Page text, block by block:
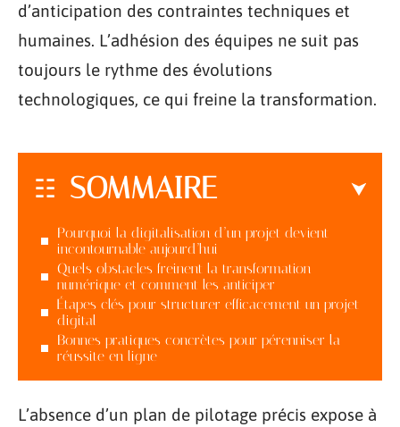
d’anticipation des contraintes techniques et
humaines. L’adhésion des équipes ne suit pas
toujours le rythme des évolutions
technologiques, ce qui freine la transformation.
SOMMAIRE
Pourquoi la digitalisation d’un projet devient
incontournable aujourd’hui
Quels obstacles freinent la transformation
numérique et comment les anticiper
Étapes clés pour structurer efficacement un projet
digital
Bonnes pratiques concrètes pour pérenniser la
réussite en ligne
L’absence d’un plan de pilotage précis expose à